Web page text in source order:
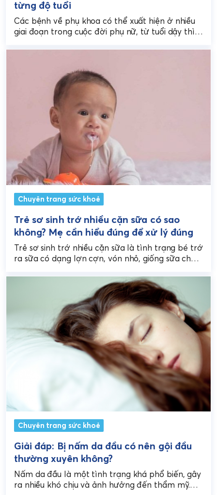
từng độ tuổi
Các bệnh về phụ khoa có thể xuất hiện ở nhiều
giai đoạn trong cuộc đời phụ nữ, từ tuổi dậy thì
Chuyên trang sức khoẻ
Trẻ sơ sinh trớ nhiều cặn sữa có sao
không? Mẹ cần hiểu đúng để xử lý đúng
Trẻ sơ sinh trớ nhiều cặn sữa là tình trạng bé trớ
ra sữa có dạng lợn cợn, vón nhỏ, giống sữa chua
Chuyên trang sức khoẻ
Giải đáp: Bị nấm da đầu có nên gội đầu
thường xuyên không?
Nấm da đầu là một tình trạng khá phổ biến, gây
ra nhiều khó chịu và ảnh hưởng đến thẩm mỹ.